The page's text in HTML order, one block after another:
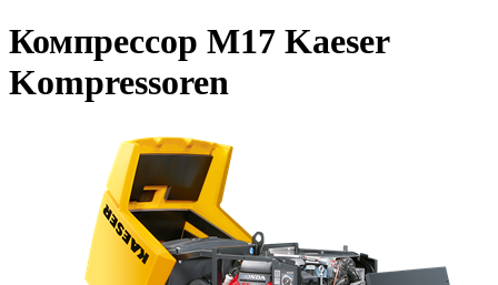
Компрессор M17 Kaeser
Kompressoren